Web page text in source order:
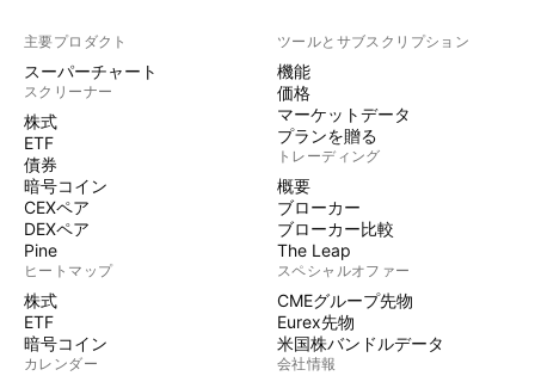
主要プロダクト
スーパーチャート
スクリーナー
株式
ETF
債券
暗号コイン
CEXペア
DEXペア
Pine
ヒートマップ
株式
ETF
暗号コイン
カレンダー
ツールとサブスクリプション
機能
価格
マーケットデータ
プランを贈る
トレーディング
概要
ブローカー
ブローカー比較
The Leap
スペシャルオファー
CMEグループ先物
Eurex先物
米国株バンドルデータ
会社情報